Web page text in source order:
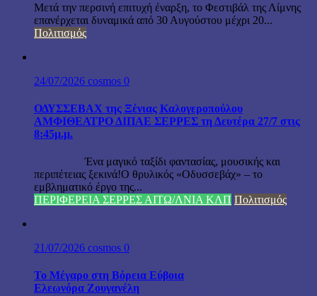
Μετά την περσινή επιτυχή έναρξη, το Φεστιβάλ της Λίμνης
επανέρχεται δυναμικά από 30 Αυγούστου μέχρι 20...
Πολιτισμός
24/07/2026 cosmos 0
ΟΔΥΣΣΕΒΑΧ της Ξένιας Καλογεροπούλου
ΑΜΦΙΘΕΑΤΡΟ ΔΙΠΑΕ ΣΕΡΡΕΣ τη Δευτέρα 27/7 στις
8:45μ.μ.
Ένα μαγικό ταξίδι φαντασίας, μουσικής και
περιπέτειας ξεκινά!Ο θρυλικός «Οδυσσεβάχ» – το
εμβληματικό έργο της...
ΠΕΡΙΦΕΡΕΙΑ ΣΕΡΡΕΣ ΑΙΤΩ/ΛΝΙΑ ΚΛΠ Πολιτισμός
21/07/2026 cosmos 0
Το Μέγαρο στη Βόρεια Εύβοια
Ελεωνόρα Ζουγανέλη